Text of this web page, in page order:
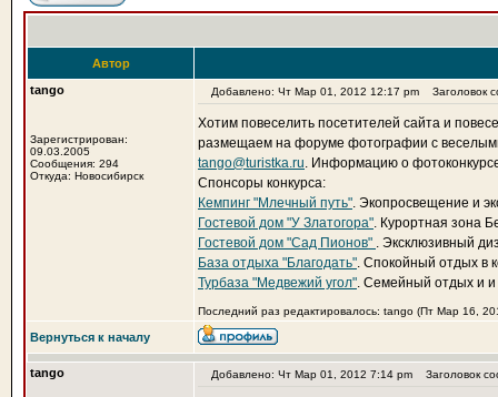
Автор
tango
Зарегистрирован:
09.03.2005
Сообщения: 294
Откуда: Новосибирск
Добавлено: Чт Мар 01, 2012 12:17 pm Заголовок
Хотим повеселить посетителей сайта и
размещаем на форуме фотографии с
tango@turistka.ru. Информацию о
Спонсоры конкурса:
Кемпинг "Млечный путь". Экопросвещение и
Гостевой дом "У Златогора". Курортная зона
Гостевой дом "Сад Пионов" . Эксклюзивный
База отдыха "Благодать". Спокойный отдых в
Турбаза "Медвежий угол". Семейный отдых и и
Последний раз редактировалось: tango (Пт Мар 16,
Вернуться к началу
tango Добавлено: Чт Мар 01, 2012 7:14 pm Заголовок